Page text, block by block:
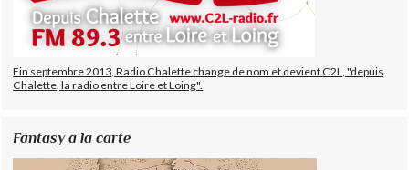
Fin septembre 2013, Radio Chalette change de nom et devient C2L, "depuis
Chalette, la radio entre Loire et Loing".
Fantasy a la carte